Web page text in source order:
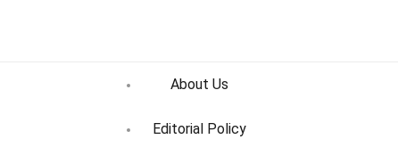
About Us
Editorial Policy